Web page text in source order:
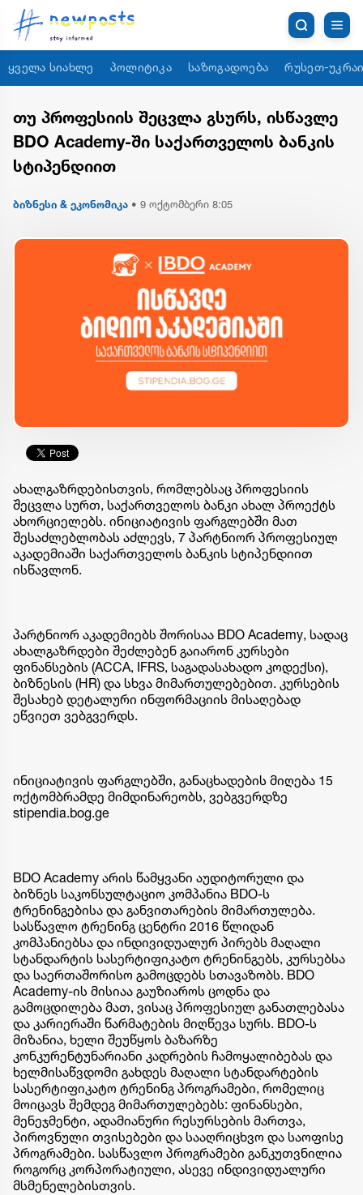
ყველა სიახლე პოლიტიკა საზოგადოება რუსეთ-
თუ პროფესიის შეცვლა გსურს, ისწავლე
BDO Academy-ში საქართველოს ბანკის
სტიპენდიით
ბიზნესი & ეკონომიკა • 9 ოქტომბერი 8:05
ახალგაზრდებისთვის, რომლებსაც პროფესიის
შეცვლა სურთ, საქართველოს ბანკი ახალ პროექტს
ახორციელებს. ინიციატივის ფარგლებში მათ
შესაძლებლობას აძლევს, 7 პარტნიორ პროფესიულ
აკადემიაში საქართველოს ბანკის სტიპენდიით
ისწავლონ.
პარტნიორ აკადემიებს შორისაა BDO Academy, სადაც
ახალგაზრდები შეძლებენ გაიარონ კურსები
ფინანსების (ACCA, IFRS, საგადასახადო კოდექსი),
ბიზნესის (HR) და სხვა მიმართულებებით. კურსების
შესახებ დეტალური ინფორმაციის მისაღებად
ეწვიეთ ვებგვერდს.
ინიციატივის ფარგლებში, განაცხადების მიღება 15
ოქტომბრამდე მიმდინარეობს, ვებგვერდზე
stipendia.bog.ge
BDO Academy არის წამყვანი აუდიტორული და
ბიზნეს საკონსულტაციო კომპანია BDO-ს
ტრენინგებისა და განვითარების მიმართულება.
სასწავლო ტრენინგ ცენტრი 2016 წლიდან
კომპანიებსა და ინდივიდუალურ პირებს მაღალი
სტანდარტის სასერტიფიკატო ტრენინგებს, კურსებსა
და საერთაშორისო გამოცდებს სთავაზობს. BDO
Academy-ის მისიაა გაუზიაროს ცოდნა და
გამოცდილება მათ, ვისაც პროფესიულ განათლებასა
და კარიერაში წარმატების მიღწევა სურს. BDO-ს
მიზანია, ხელი შეუწყოს ბაზარზე
კონკურენტუნარიანი კადრების ჩამოყალიბებას და
ხელმისაწვდომი გახდეს მაღალი სტანდარტების
სასერტიფიკატო ტრენინგ პროგრამები, რომელიც
მოიცავს შემდეგ მიმართულებებს: ფინანსები,
მენეჯმენტი, ადამიანური რესურსების მართვა,
პიროვნული თვისებები და სააღრიცხვო და საოფისე
პროგრამები. სასწავლო პროგრამები განკუთვნილია
როგორც კორპორატიული, ასევე ინდივიდუალური
მსმენელებისთვის.